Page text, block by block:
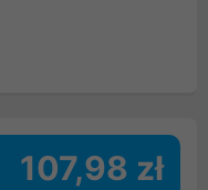
107,98 zł